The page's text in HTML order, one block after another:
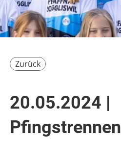
Zurück
20.05.2024 |
Pfingstrennen